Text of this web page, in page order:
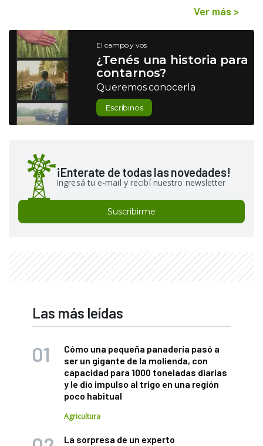
Ver más >
El campo y vos
¿Tenés una historia para
contarnos?
Queremos conocerla
Escribinos
¡Enterate de todas las novedades!
Ingresá tu e-mail y recibí nuestro newsletter
Suscribirme
Las más leídas
Cómo una pequeña panadería pasó a
ser un gigante de la molienda, con
capacidad para 1000 toneladas diarias
y le dio impulso al trigo en una región
poco habitual
Agricultura
La sorpresa de un experto